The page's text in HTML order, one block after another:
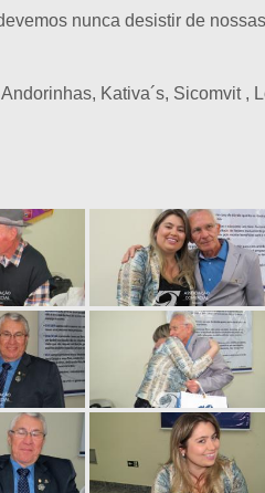
nunca desistir de
Kativa´s, Sicomvit ,